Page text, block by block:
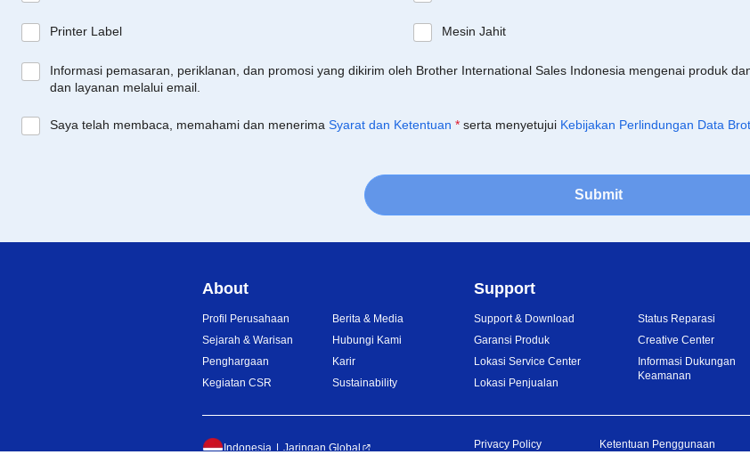
Printer Label Mesin Jahit
Informasi pemasaran, periklanan, dan promosi yang dikirim oleh Brother International Sales Indonesia mengenai produk
dan layanan melalui email.
Saya telah membaca, memahami dan menerima Syarat dan Ketentuan * serta menyetujui Kebijakan Perlindungan Data
Submit
About
Profil Perusahaan
Sejarah & Warisan
Penghargaan
Kegiatan CSR
Berita & Media
Hubungi Kami
Karir
Sustainability
Support
Support & Download
Garansi Produk
Lokasi Service Center
Lokasi Penjualan
Status Reparasi
Creative Center
Informasi Dukungan
Keamanan
Indonesia Jaringan Global Privacy Policy Ketentuan Penggunaan